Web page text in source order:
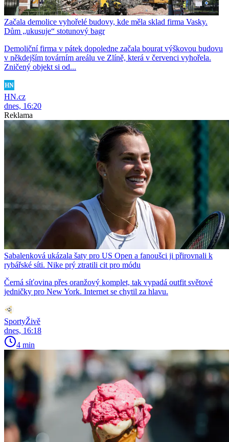
Začala demolice vyhořelé budovy, kde měla sklad firma Vasky.
Dům „ukusuje“ stotunový bagr
Demoliční firma v pátek dopoledne začala bourat výškovou budovu
v někdejším továrním areálu ve Zlíně, která v červenci vyhořela.
Zničený objekt si od...
HN.cz
dnes, 16:20
Reklama
Sabalenková ukázala šaty pro US Open a fanoušci ji přirovnali k
rybářské síti. Nike prý ztratili cit pro módu
Černá síťovina přes oranžový komplet, tak vypadá outfit světové
jedničky pro New York. Internet se chytil za hlavu.
SportyŽivě
dnes, 16:18
4 min